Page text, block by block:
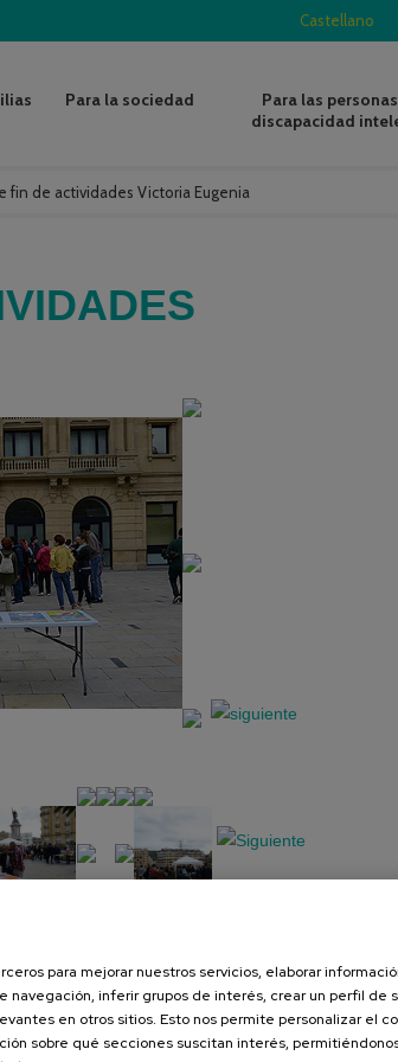
fin de actividades Victoria Eugenia
Castellano
Para la sociedad
Para las
discapacidad
para mejorar nuestros servicios, elaborar
navegación, inferir grupos de interés, crear un perfil de
en otros sitios. Esto nos permite personalizar el
sobre qué secciones suscitan interés,